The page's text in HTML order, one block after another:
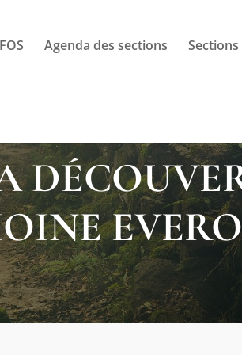
Agenda des sections Sections